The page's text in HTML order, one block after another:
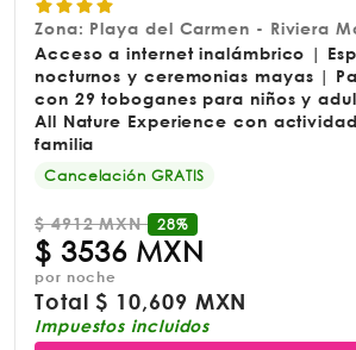
Zona: Playa del Carmen - Riviera
Acceso a internet inalámbrico |
nocturnos y ceremonias mayas |
con 29 toboganes para niños y
All Nature Experience con
familia
Cancelación GRATIS
$4912 MXN 28%
$ 3536 MXN
por noche
Total$ 10,609 MXN
Impuestos incluidos